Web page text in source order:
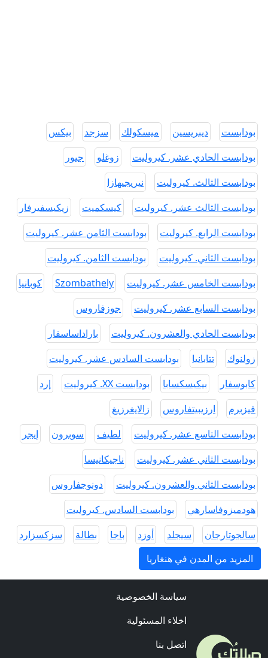
بودابست ديبريسين ميسكولك سزجد
بيكس
بودابست الحادي عشر. كيروليت
زوغلو
جيور
بودابست الثالث. كيروليت
نيريجيهازا
بودابست الثالث عشر. كيروليت
كيسكميت
زيكيسفيرفار
بودابست الرابع. كيروليت
بودابست الثامن عشر. كيروليت
بودابست الثاني. كيروليت
بودابست الثامن. كيروليت
بودابست الخامس عشر. كيروليت
Szombathely
كوبانيا
بودابست السابع عشر. كيروليت
جوزفاروس
بودابست الحادي والعشرون. كيروليت
باراداساسفار
زولنوك
تتابانيا
بودابست السادس عشر. كيروليت
كابوسفار
بيكيسكسابا بودابست XX. كيروليت
إرد
فيزبرم
ارزيبيتفاروس
زالايغرزيغ
بودابست التاسع عشر. كيروليت
لطيف سوبرون
إيجر
بودابست الثاني عشر. كيروليت
ناجيكانيسا
بودابست الثاني والعشرون. كيروليت
دونوجفاروس
هودميزوفاسارهي
بودابست السادس. كيروليت
سالجوتارجان
سيجلد أوزد باجا بطالة
سزكسزارد
المزيد من المدن في هنغاريا
سياسة الخصوصية
اخلاء المسئولية
اتصل بنا